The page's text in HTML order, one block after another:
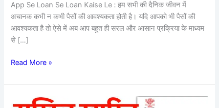
App Se Loan Se Loan Kaise Le : हम सभी की दैनिक जीवन में
अचानक कभी न कभी पैसों की आवश्यकता होती है। यदि आपको भी पैसों की
आवश्यकता है तो ऐसे में अब आप बहुत ही सरल और आसान प्रक्रिया के माध्यम
से […]
इंस्टेंट
Read More »